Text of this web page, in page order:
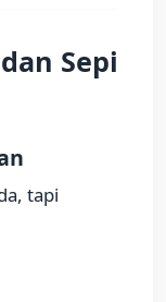
Sepi
tapi